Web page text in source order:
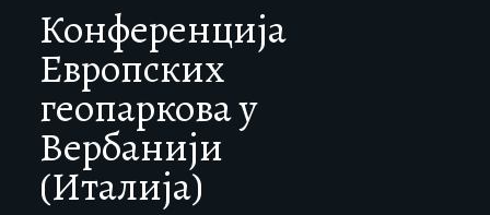
Конференција
Европских
геопаркова у
Вербанији
(Италија)